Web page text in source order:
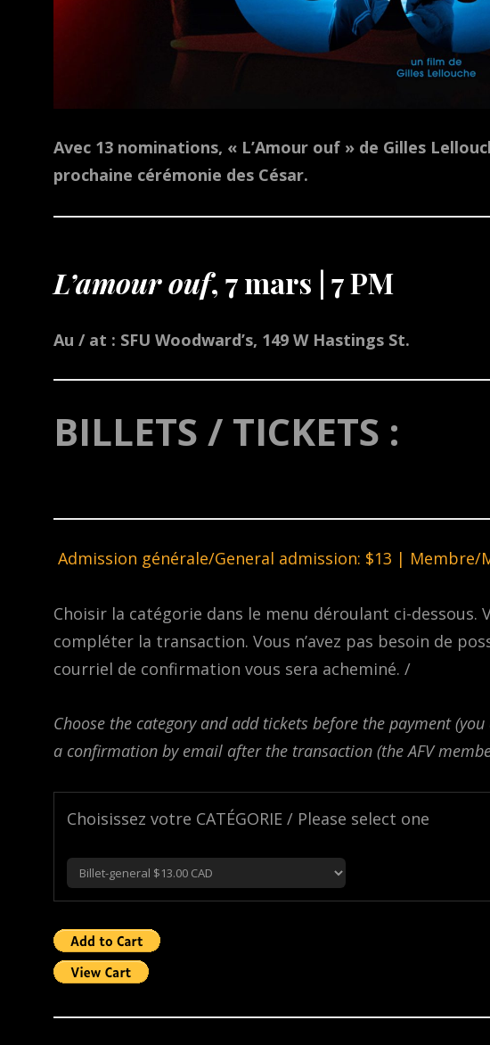
Avec 13 nominations, « L’Amour ouf » de Gilles
prochaine cérémonie des César.
L’amour ouf, 7 mars | 7 PM
Au / at : SFU Woodward’s, 149 W Hastings St.
BILLETS / TICKETS :
Admission générale/General admission: $13 | Membre/
Choisir la catégorie dans le menu déroulant ci-
compléter la transaction. Vous n’avez pas besoin de
courriel de confirmation vous sera acheminé. /
Choose the category and add tickets before the payment (you
a confirmation by email after the transaction (the AFV
Choisissez votre CATÉGORIE / Please select one